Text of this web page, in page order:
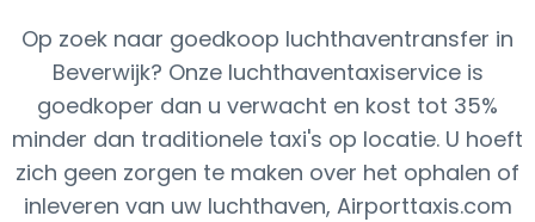
Op zoek naar goedkoop luchthaventransfer in
Beverwijk? Onze luchthaventaxiservice is
goedkoper dan u verwacht en kost tot 35%
minder dan traditionele taxi's op locatie. U hoeft
zich geen zorgen te maken over het ophalen of
inleveren van uw luchthaven, Airporttaxis.com